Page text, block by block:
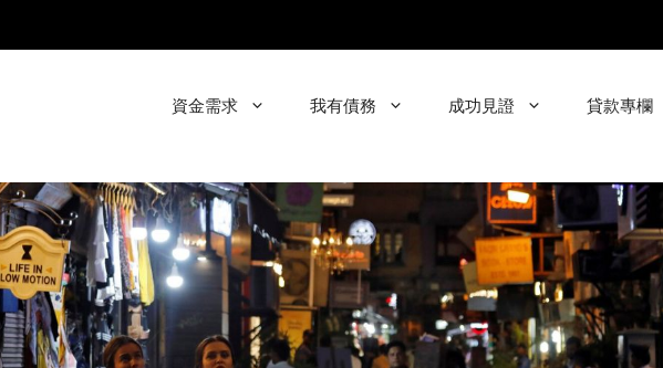
資金需求 我有債務 成功見證 貸款專欄